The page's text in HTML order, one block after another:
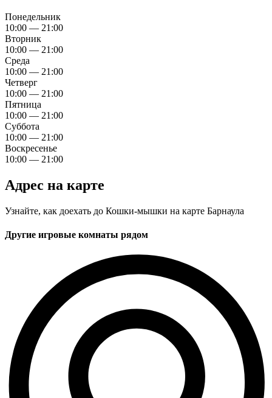
Понедельник
10:00 — 21:00
Вторник
10:00 — 21:00
Среда
10:00 — 21:00
Четверг
10:00 — 21:00
Пятница
10:00 — 21:00
Суббота
10:00 — 21:00
Воскресенье
10:00 — 21:00
Адрес на карте
Узнайте, как доехать до Кошки-мышки на карте Барнаула
Другие игровые комнаты рядом